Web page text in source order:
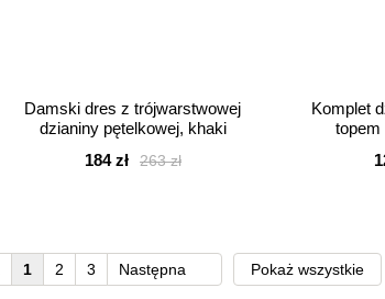
Damski dres z trójwarstwowej
dzianiny pętelkowej, khaki
263 zł
184 zł
Komplet
topem
1 2 3 Następna Pokaż wszystkie